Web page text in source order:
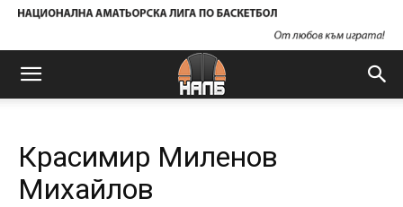
Красимир Миленов
Михайлов